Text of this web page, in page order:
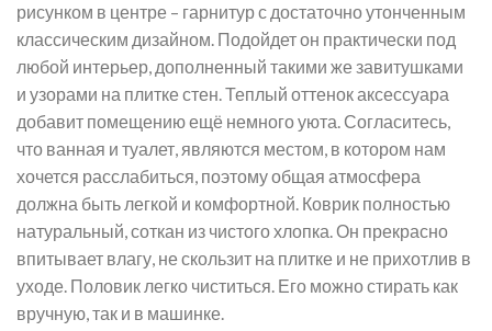
рисунком в центре – гарнитур с достаточно утонченным
классическим дизайном. Подойдет он практически под
любой интерьер, дополненный такими же завитушками
и узорами на плитке стен. Теплый оттенок аксессуара
добавит помещению ещё немного уюта. Согласитесь,
что ванная и туалет, являются местом, в котором нам
хочется расслабиться, поэтому общая атмосфера
должна быть легкой и комфортной. Коврик полностью
натуральный, соткан из чистого хлопка. Он прекрасно
впитывает влагу, не скользит на плитке и не прихотлив в
уходе. Половик легко чиститься. Его можно стирать как
вручную, так и в машинке.